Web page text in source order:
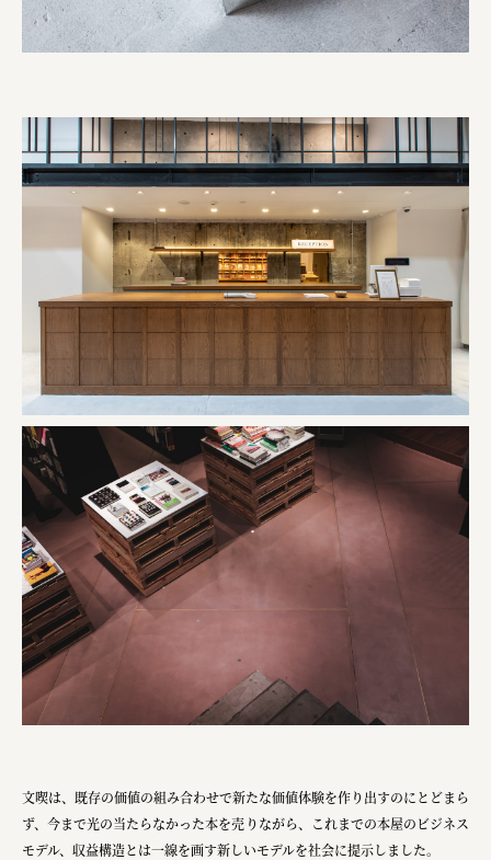
文喫は、既存の価値の組み合わせで新たな価値体験を作り出すのにとどまら
ず、今まで光の当たらなかった本を売りながら、これまでの本屋のビジネス
モデル、収益構造とは一線を画す新しいモデルを社会に提示しました。